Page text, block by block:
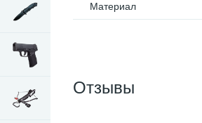
Материал
Отзывы